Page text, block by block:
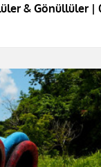
& Gönüllüler |